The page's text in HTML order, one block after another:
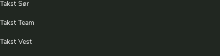
Takst Sør
Takst Team
Takst Vest